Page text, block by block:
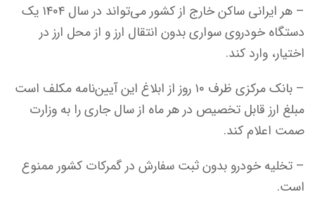
– هر ایرانی ساکن خارج از کشور می‌تواند در سال ۱۴۰۴ یک
دستگاه خودروی سواری بدون انتقال ارز و از محل ارز در
اختیار، وارد کند.
– بانک مرکزی ظرف ۱۰ روز از ابلاغ این آیین‌نامه مکلف است
مبلغ ارز قابل تخصیص در هر ماه از سال جاری را به وزارت
صمت اعلام کند.
– تخلیه خودرو بدون ثبت سفارش در گمرکات کشور ممنوع
است.